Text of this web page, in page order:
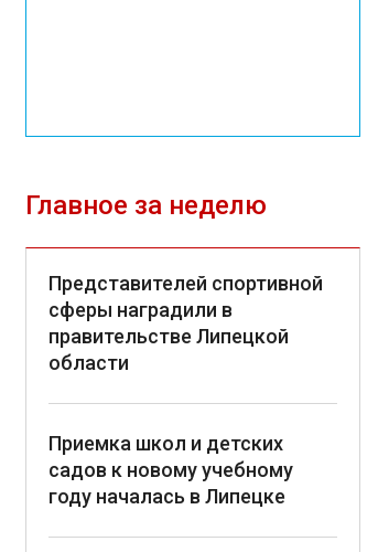
Главное за неделю
Представителей спортивной
сферы наградили в
правительстве Липецкой
области
Приемка школ и детских
садов к новому учебному
году началась в Липецке